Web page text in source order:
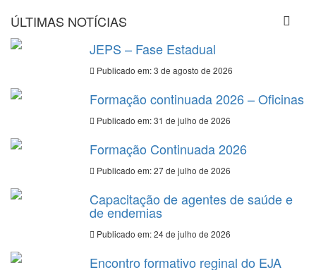
ÚLTIMAS NOTÍCIAS
JEPS – Fase Estadual
Publicado em: 3 de agosto de 2026
Formação continuada 2026 – Oficinas
Publicado em: 31 de julho de 2026
Formação Continuada 2026
Publicado em: 27 de julho de 2026
Capacitação de agentes de saúde e
de endemias
Publicado em: 24 de julho de 2026
Encontro formativo reginal do EJA